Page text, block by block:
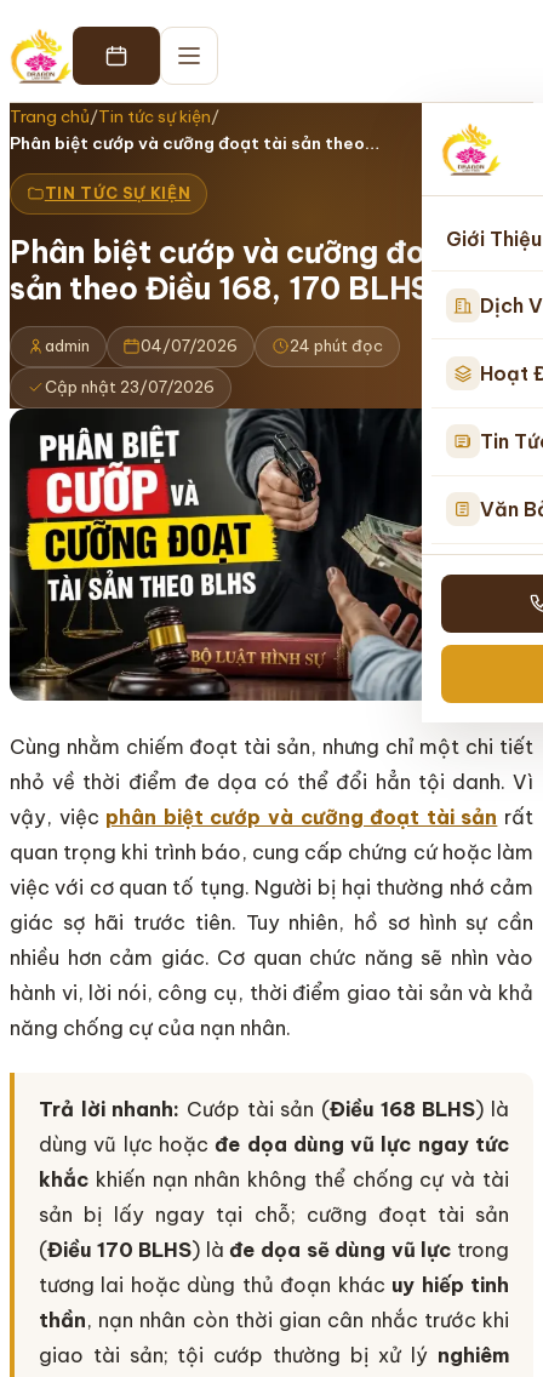
Giới Thiệu
Dịch
Hoạt
Tin
Văn
Trang chủ/Tin tức sự kiện/
Phân biệt cướp và cưỡng đoạt tài sản theo…
TIN TỨC SỰ KIỆN
Phân biệt cướp và cưỡng đoạt tài
sản theo Điều 168, 170 BLHS
admin 04/07/2026 24 phút đọc
Cập nhật 23/07/2026
Cùng nhằm chiếm đoạt tài sản, nhưng chỉ một chi tiết
nhỏ về thời điểm đe dọa có thể đổi hẳn tội danh. Vì
vậy, việc phân biệt cướp và cưỡng đoạt tài sản rất
quan trọng khi trình báo, cung cấp chứng cứ hoặc làm
việc với cơ quan tố tụng. Người bị hại thường nhớ cảm
giác sợ hãi trước tiên. Tuy nhiên, hồ sơ hình sự cần
nhiều hơn cảm giác. Cơ quan chức năng sẽ nhìn vào
hành vi, lời nói, công cụ, thời điểm giao tài sản và khả
năng chống cự của nạn nhân.
Trả lời nhanh: Cướp tài sản (Điều 168 BLHS) là
dùng vũ lực hoặcđe dọa dùng vũ lực ngay tức
khắc khiến nạn nhân không thể chống cự và tài
sản bị lấy ngay tại chỗ; cưỡng đoạt tài sản
(Điều 170 BLHS) làđe dọa sẽ dùng vũ lực trong
tương lai hoặc dùng thủ đoạn khác uy hiếp tinh
thần, nạn nhân còn thời gian cân nhắc trước khi
giao tài sản; tội cướp thường bị xử lý nghiêm